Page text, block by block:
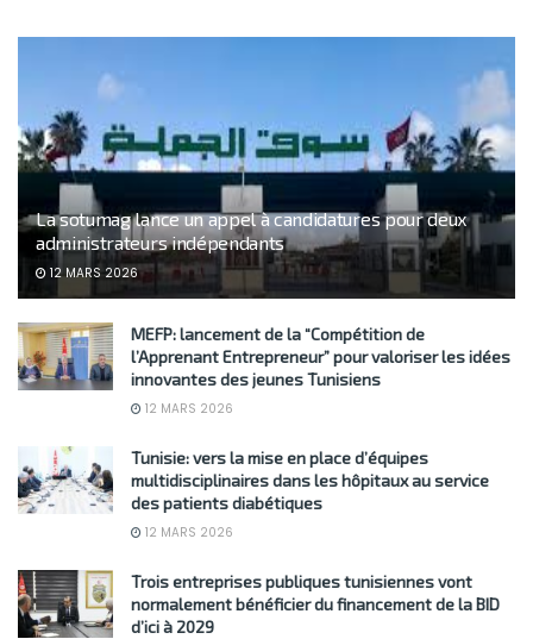
La sotumag lance un appel à candidatures pour deux
administrateurs indépendants
12 MARS 2026
MEFP: lancement de la “Compétition de
l’Apprenant Entrepreneur” pour valoriser les idées
innovantes des jeunes Tunisiens
12 MARS 2026
Tunisie: vers la mise en place d’équipes
multidisciplinaires dans les hôpitaux au service
des patients diabétiques
12 MARS 2026
Trois entreprises publiques tunisiennes vont
normalement bénéficier du financement de la BID
d’ici à 2029